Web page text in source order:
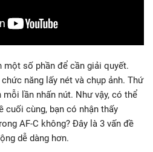
một số phần để cần giải quyết.
năng lấy nét và chụp ảnh. Thứ
lần nhấn nút. Như vậy, có thể
cuối cùng, bạn có nhận thấy
AF-C không? Đây là 3 vấn đề
dễ dàng hơn.